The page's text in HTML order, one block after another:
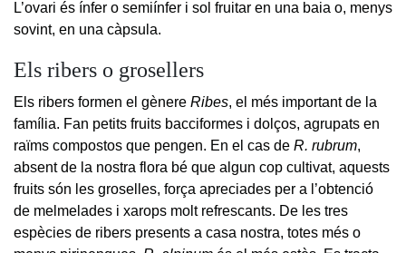
L’ovari és ínfer o semiínfer i sol fruitar en una baia o, menys
sovint, en una càpsula.
Els ribers o grosellers
Els ribers formen el gènere Ribes, el més important de la
família. Fan petits fruits bacciformes i dolços, agrupats en
raïms compostos que pengen. En el cas de R. rubrum,
absent de la nostra flora bé que algun cop cultivat, aquests
fruits són les groselles, força apreciades per a l’obtenció
de melmelades i xarops molt refrescants. De les tres
espècies de ribers presents a casa nostra, totes més o